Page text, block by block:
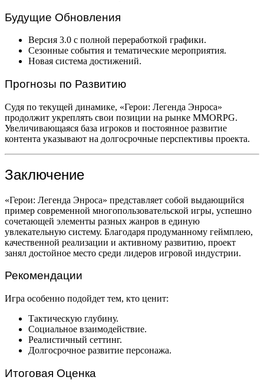
Будущие Обновления
Версия 3.0 с полной переработкой графики.
Сезонные события и тематические мероприятия.
Новая система достижений.
Прогнозы по Развитию
Судя по текущей динамике, «Герои: Легенда Энроса»
продолжит укреплять свои позиции на рынке MMORPG.
Увеличивающаяся база игроков и постоянное развитие
контента указывают на долгосрочные перспективы проекта.
Заключение
«Герои: Легенда Энроса» представляет собой выдающийся
пример современной многопользовательской игры, успешно
сочетающей элементы разных жанров в единую
увлекательную систему. Благодаря продуманному геймплею,
качественной реализации и активному развитию, проект
занял достойное место среди лидеров игровой индустрии.
Рекомендации
Игра особенно подойдет тем, кто ценит:
Тактическую глубину.
Социальное взаимодействие.
Реалистичный сеттинг.
Долгосрочное развитие персонажа.
Итоговая Оценка